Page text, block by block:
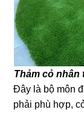
Thảm cỏ nhân
Đây là bộ môn
phải phù hợp,